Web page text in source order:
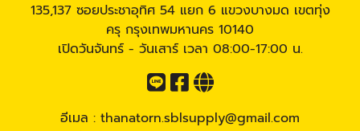
135,137 ซอยประชาอุทิศ 54 แยก 6 แขวงบางมด เขตทุ่ง
ครุ กรุงเทพมหานคร 10140
เปิดวันจันทร์ - วันเสาร์ เวลา 08:00-17:00 น.
อีเมล : thanatorn.sblsupply@gmail.com